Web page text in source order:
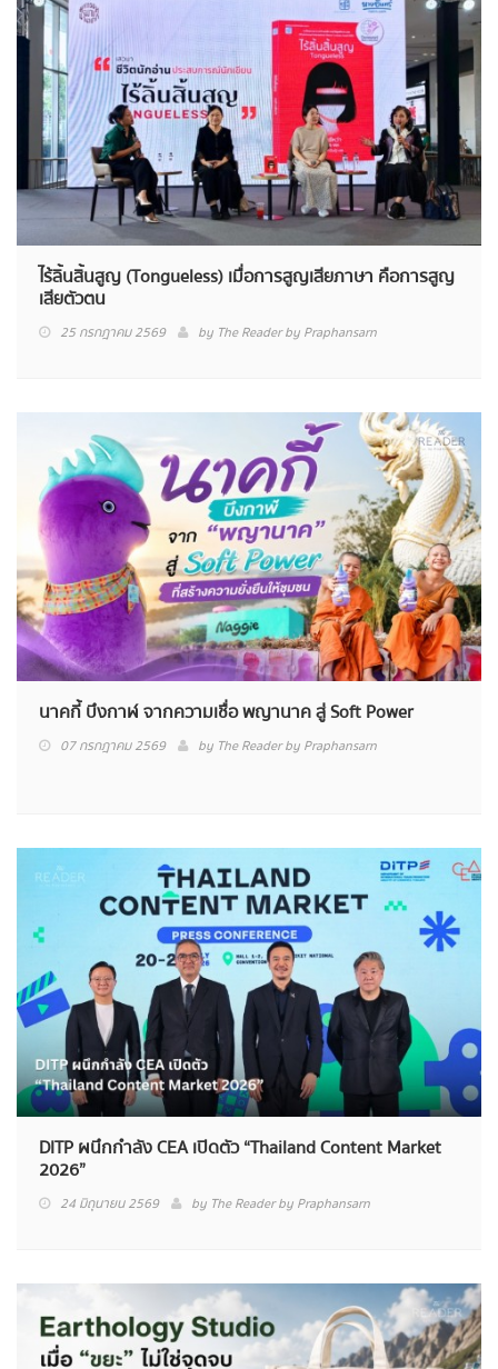
ไร้ลิ้นสิ้นสูญ (Tongueless) เมื่อการสูญเสียภาษา คือการสูญ
เสียตัวตน
25 กรกฎาคม 2569 by The Reader by Praphansarn
นาคกี้ บึงกาฬ จากความเชื่อ พญานาค สู่ Soft Power
07 กรกฎาคม 2569 by The Reader by Praphansarn
DITP ผนึกกำลัง CEA เปิดตัว “Thailand Content Market
2026”
24 มิถุนายน 2569 by The Reader by Praphansarn